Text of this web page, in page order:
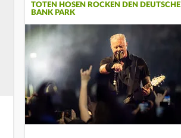
TOTEN HOSEN ROCKEN DEN DEUTSCHE
BANK PARK